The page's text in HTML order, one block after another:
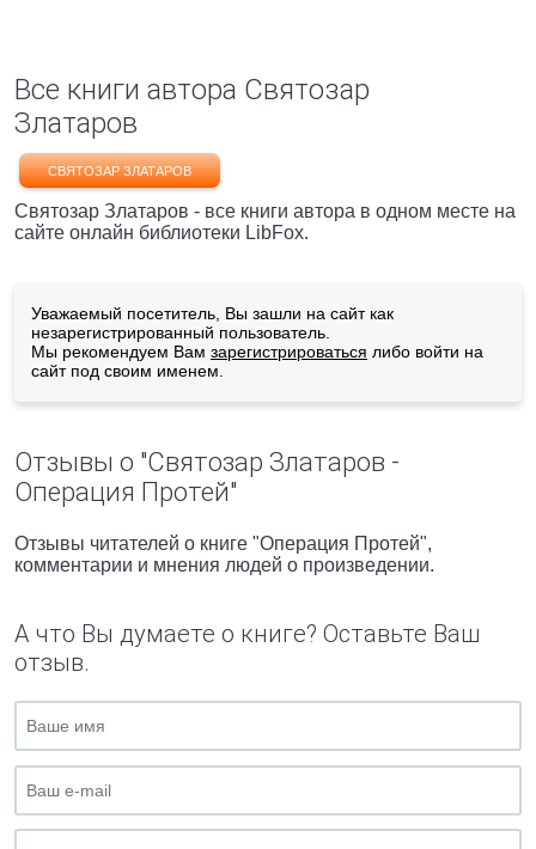
Все книги автора Святозар
Златаров
СВЯТОЗАР ЗЛАТАРОВ
Святозар Златаров - все книги автора в одном месте на
сайте онлайн библиотеки LibFox.
Уважаемый посетитель, Вы зашли на сайт как
незарегистрированный пользователь.
Мы рекомендуем Вам зарегистрироваться либо войти на
сайт под своим именем.
Отзывы о "Святозар Златаров -
Операция Протей"
Отзывы читателей о книге "Операция Протей",
комментарии и мнения людей о произведении.
А что Вы думаете о книге? Оставьте Ваш
отзыв.